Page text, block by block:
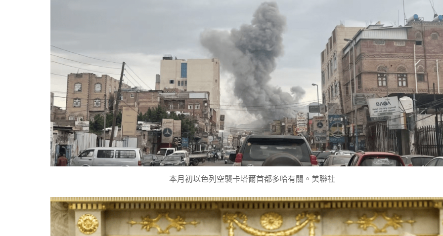
本月初以色列空襲卡塔爾首都多哈有關。美聯社